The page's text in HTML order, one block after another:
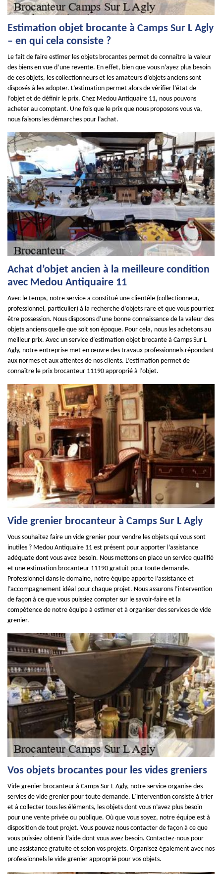
Estimation objet brocante à Camps Sur L Agly
– en qui cela consiste ?
Le fait de faire estimer les objets brocantes permet de connaître la valeur
des biens en vue d’une revente. En effet, bien que vous n’ayez plus besoin
de ces objets, les collectionneurs et les amateurs d’objets anciens sont
disposés à les adopter. L’estimation permet alors de vérifier l’état de
l’objet et de définir le prix. Chez Medou Antiquaire 11, nous pouvons
acheter au comptant. Une fois que le prix que nous proposons vous va,
nous faisons les démarches pour l’achat.
Achat d’objet ancien à la meilleure condition
avec Medou Antiquaire 11
Avec le temps, notre service a constitué une clientèle (collectionneur,
professionnel, particulier) à la recherche d’objets rare et que vous pourriez
être possession. Nous disposons d’une bonne connaissance de la valeur des
objets anciens quelle que soit son époque. Pour cela, nous les achetons au
meilleur prix. Avec un service d’estimation objet brocante à Camps Sur L
Agly, notre entreprise met en œuvre des travaux professionnels répondant
aux normes et aux attentes de nos clients. L’estimation permet de
connaître le prix brocanteur 11190 approprié à l’objet.
Vide grenier brocanteur à Camps Sur L Agly
Vous souhaitez faire un vide grenier pour vendre les objets qui vous sont
inutiles ? Medou Antiquaire 11 est présent pour apporter l’assistance
adéquate dont vous avez besoin. Nous mettons en place un service qualifié
et une estimation brocanteur 11190 gratuit pour toute demande.
Professionnel dans le domaine, notre équipe apporte l’assistance et
l’accompagnement idéal pour chaque projet. Nous assurons l’intervention
de façon à ce que vous puissiez compter sur le savoir-faire et la
compétence de notre équipe à estimer et à organiser des services de vide
grenier.
Vos objets brocantes pour les vides greniers
Vide grenier brocanteur à Camps Sur L Agly, notre service organise des
servies de vide grenier pour toute demande. L’intervention consiste à trier
et à collecter tous les éléments, les objets dont vous n’avez plus besoin
pour une vente privée ou publique. Où que vous soyez, notre équipe est à
disposition de tout projet. Vous pouvez nous contacter de façon à ce que
vous puissiez obtenir l’aide dont vous avez besoin. Contactez-nous pour
une assistance gratuite et selon vos projets. Organisez également avec nos
professionnels le vide grenier approprié pour vos objets.